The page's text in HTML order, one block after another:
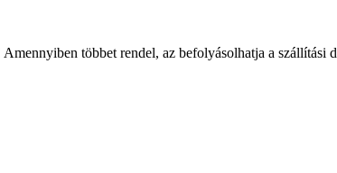
többet rendel, az befolyásolhatja a szállítási